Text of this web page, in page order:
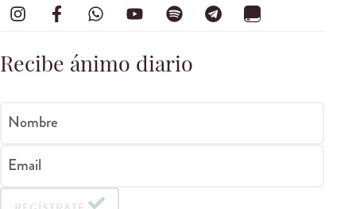
Recibe ánimo diario
Nombre
Email